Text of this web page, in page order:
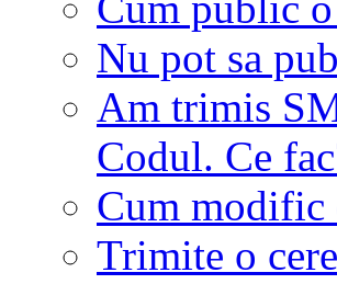
Nu pot sa
Am trimis
Codul. Ce
Cum modific
Trimite o